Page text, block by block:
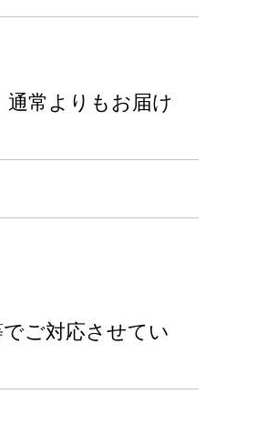
通常よりもお届け
ご対応させてい